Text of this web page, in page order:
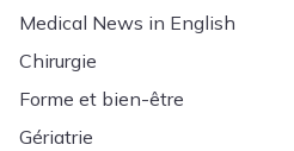
Medical News in English
Chirurgie
Forme et bien-être
Gériatrie